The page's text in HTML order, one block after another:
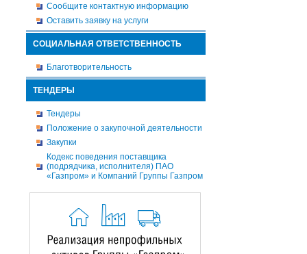
Сообщите контактную информацию
Оставить заявку на услуги
СОЦИАЛЬНАЯ ОТВЕТСТВЕННОСТЬ
Благотворительность
ТЕНДЕРЫ
Тендеры
Положение о закупочной деятельности
Закупки
Кодекс поведения поставщика
(подрядчика, исполнителя) ПАО
«Газпром» и Компаний Группы Газпром